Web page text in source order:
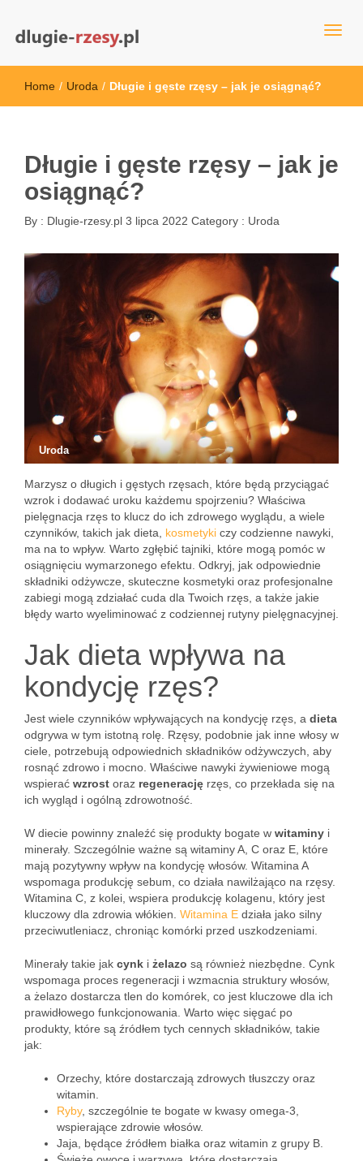
dlugie-rzesy.pl
Home / Uroda / Długie i gęste rzęsy – jak je osiągnąć?
Długie i gęste rzęsy – jak je
osiągnąć?
By : Dlugie-rzesy.pl 3 lipca 2022 Category : Uroda
Uroda
Marzysz o długich i gęstych rzęsach, które będą przyciągać
wzrok i dodawać uroku każdemu spojrzeniu? Właściwa
pielęgnacja rzęs to klucz do ich zdrowego wyglądu, a wiele
czynników, takich jak dieta, kosmetyki czy codzienne nawyki,
ma na to wpływ. Warto zgłębić tajniki, które mogą pomóc w
osiągnięciu wymarzonego efektu. Odkryj, jak odpowiednie
składniki odżywcze, skuteczne kosmetyki oraz profesjonalne
zabiegi mogą zdziałać cuda dla Twoich rzęs, a także jakie
błędy warto wyeliminować z codziennej rutyny pielęgnacyjnej.
Jak dieta wpływa na
kondycję rzęs?
Jest wiele czynników wpływających na kondycję rzęs, a dieta
odgrywa w tym istotną rolę. Rzęsy, podobnie jak inne włosy w
ciele, potrzebują odpowiednich składników odżywczych, aby
rosnąć zdrowo i mocno. Właściwe nawyki żywieniowe mogą
wspierać wzrost oraz regenerację rzęs, co przekłada się na
ich wygląd i ogólną zdrowotność.
W diecie powinny znaleźć się produkty bogate w witaminy i
minerały. Szczególnie ważne są witaminy A, C oraz E, które
mają pozytywny wpływ na kondycję włosów. Witamina A
wspomaga produkcję sebum, co działa nawilżająco na rzęsy.
Witamina C, z kolei, wspiera produkcję kolagenu, który jest
kluczowy dla zdrowia włókien. Witamina E działa jako silny
przeciwutleniacz, chroniąc komórki przed uszkodzeniami.
Minerały takie jak cynk i żelazo są również niezbędne. Cynk
wspomaga proces regeneracji i wzmacnia struktury włosów,
a żelazo dostarcza tlen do komórek, co jest kluczowe dla ich
prawidłowego funkcjonowania. Warto więc sięgać po
produkty, które są źródłem tych cennych składników, takie
jak:
Orzechy, które dostarczają zdrowych tłuszczy oraz
witamin.
Ryby, szczególnie te bogate w kwasy omega-3,
wspierające zdrowie włosów.
Jaja, będące źródłem białka oraz witamin z grupy B.